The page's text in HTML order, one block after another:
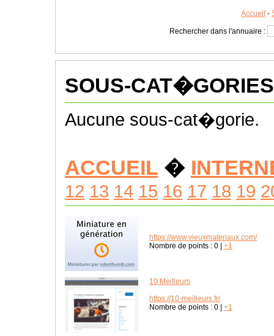
Accueil -
Rechercher dans l'annuaire :
SOUS-CAT�GORIES
Aucune sous-cat�gorie.
ACCUEIL �
12 13 14 15 16 17 18 19
https://www.vieuxmateriaux.com/
Nombre de points : 0 +1
10 Meilleurs
https://10-meilleurs.fr/
Nombre de points : 0 +1